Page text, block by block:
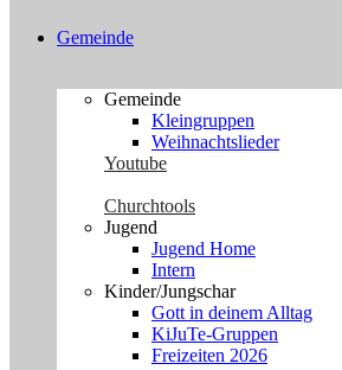
Gemeinde
Gemeinde
Kleingruppen
Weihnachtslieder
Youtube
Churchtools
Jugend
Jugend Home
Intern
Kinder/Jungschar
Gott in deinem Alltag
KiJuTe-Gruppen
Freizeiten 2026